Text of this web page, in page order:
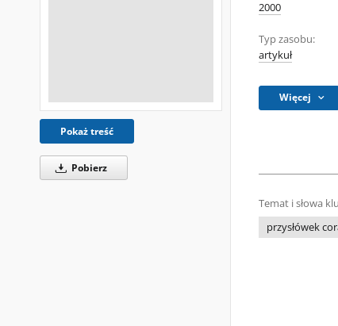
Pokaż treść
Pobierz
2000
Typ zasobu:
artykuł
Więcej
Temat i słowa
przysłówek